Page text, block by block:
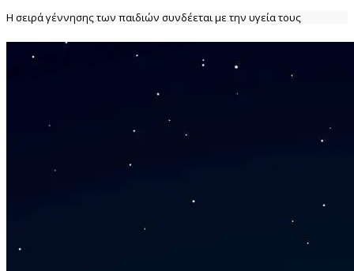
Η σειρά γέννησης των παιδιών συνδέεται με την υγεία τους